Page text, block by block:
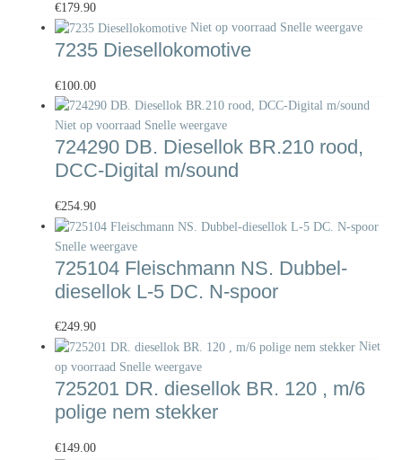
€179.90
Niet op voorraad Snelle weergave
7235 Diesellokomotive
€100.00
Niet op voorraad Snelle weergave
724290 DB. Diesellok BR.210 rood,
DCC-Digital m/sound
€254.90
Snelle weergave
725104 Fleischmann NS. Dubbel-
diesellok L-5 DC. N-spoor
€249.90
Niet
op voorraad Snelle weergave
725201 DR. diesellok BR. 120 , m/6
polige nem stekker
€149.00